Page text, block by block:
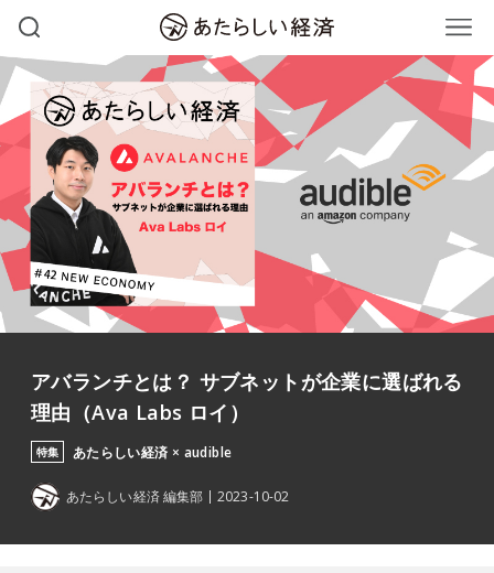
アバランチとは？ サブネットが企業に選ばれる
理由（Ava Labs ロイ）
特集 あたらしい経済 × audible
あたらしい経済 編集部 2023-10-02